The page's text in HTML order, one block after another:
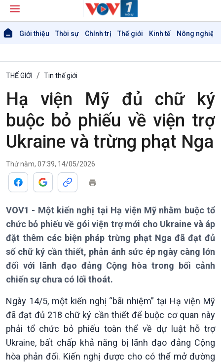
Giới thiệu Thời sự Chính trị Thế giới Kinh tế Nông nghiệp
Giới thiệu
Thời sự 6h
Thời sự 12h
Thời sự 18h
Thời sự 21h30
Bản tin
Chuyên mục
THẾ GIỚI Tin thế giới
Hạ viện Mỹ đủ chữ ký
buộc bỏ phiếu về viện trợ
Ukraine và trừng phạt Nga
Thứ năm, 07:39, 14/05/2026
VOV1 - Một kiến nghị tại Hạ viện Mỹ nhằm buộc tổ
chức bỏ phiếu về gói viện trợ mới cho Ukraine và áp
đặt thêm các biện pháp trừng phạt Nga đã đạt đủ
số chữ ký cần thiết, phản ánh sức ép ngày càng lớn
đối với lãnh đạo đảng Cộng hòa trong bối cảnh
chiến sự chưa có lối thoát.
Ngày 14/5, một kiến nghị “bãi nhiệm” tại Hạ viện Mỹ
đã đạt đủ 218 chữ ký cần thiết để buộc cơ quan này
phải tổ chức bỏ phiếu toàn thể về dự luật hỗ trợ
Ukraine, bất chấp khả năng bị lãnh đạo đảng Cộng
hòa phản đối. Kiến nghị được cho có thể mở đường